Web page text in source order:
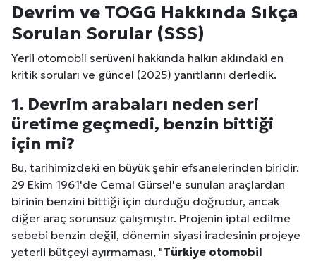
Devrim ve TOGG Hakkında Sıkça
Sorulan Sorular (SSS)
Yerli otomobil serüveni hakkında halkın aklındaki en
kritik soruları ve güncel (2025) yanıtlarını derledik.
1. Devrim arabaları neden seri
üretime geçmedi, benzin bittiği
için mi?
Bu, tarihimizdeki en büyük şehir efsanelerinden biridir.
29 Ekim 1961'de Cemal Gürsel'e sunulan araçlardan
birinin benzini bittiği için durduğu doğrudur, ancak
diğer araç sorunsuz çalışmıştır. Projenin iptal edilme
sebebi benzin değil, dönemin siyasi iradesinin projeye
yeterli bütçeyi ayırmaması, "Türkiye otomobil